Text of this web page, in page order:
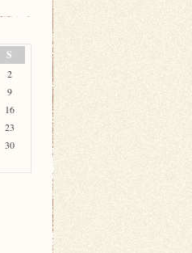
S
2
9
16
23
30